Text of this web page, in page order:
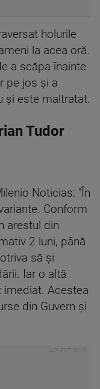
holurile
la acea oră.
a scăpa înainte
pe jos şi a
şi este maltratat.
Tudor
Noticias: "În
Conform
arestul din
2 luni, până
să şi
Iar o altă
imediat. Acestea
din Guvern şi